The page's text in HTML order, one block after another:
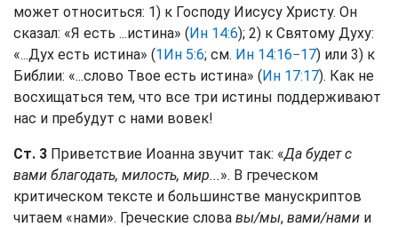
может относиться: 1) к Господу Иисусу Христу. Он
сказал: «Я есть ...истина» (Ин 14:6); 2) к Святому Духу:
«...Дух есть истина» (1Ин 5:6; см. Ин 14:16−17) или 3) к
Библии: «...слово Твое есть истина» (Ин 17:17). Как не
восхищаться тем, что все три истины поддерживают
нас и пребудут с нами вовек!
Ст. 3 Приветствие Иоанна звучит так: «Да будет с
вами благодать, милость, мир...». В греческом
критическом тексте и большинстве манускриптов
читаем «нами». Греческие слова вы/мы, вами/нами и